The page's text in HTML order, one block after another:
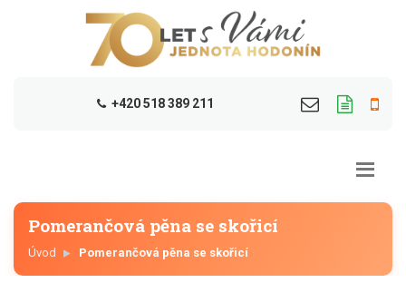
+420 518 389 211
Pomerančová pěna se skořicí
Úvod Pomerančová pěna se skořicí